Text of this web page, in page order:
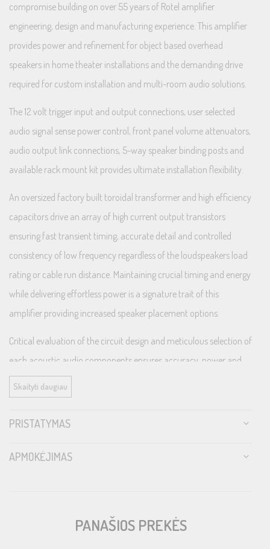
compromise building on over 55 years of Rotel amplifier
engineering, design and manufacturing experience. This amplifier
provides power and refinement for object based overhead
speakers in home theater installations and the demanding drive
required for custom installation and multi-room audio solutions.
The 12 volt trigger input and output connections, user selected
audio signal sense power control, front panel volume attenuators,
audio output link connections, 5-way speaker binding posts and
available rack mount kit provides ultimate installation flexibility.
An oversized factory built toroidal transformer and high efficiency
capacitors drive an array of high current output transistors
ensuring fast transient timing, accurate detail and controlled
consistency of low frequency regardless of the loudspeakers load
rating or cable run distance. Maintaining crucial timing and energy
while delivering effortless power is a signature trait of this
amplifier providing increased speaker placement options.
Critical evaluation of the circuit design and meticulous selection of
each acoustic audio components ensures accuracy, power and
efficiency all coupled with an unsurpassed build quality ensuring
this amplifier proudly wears the Rotel name.
Specifikacija
Skaityti daugiau
PRISTATYMAS
APMOKĖJIMAS
PANAŠIOS PREKĖS